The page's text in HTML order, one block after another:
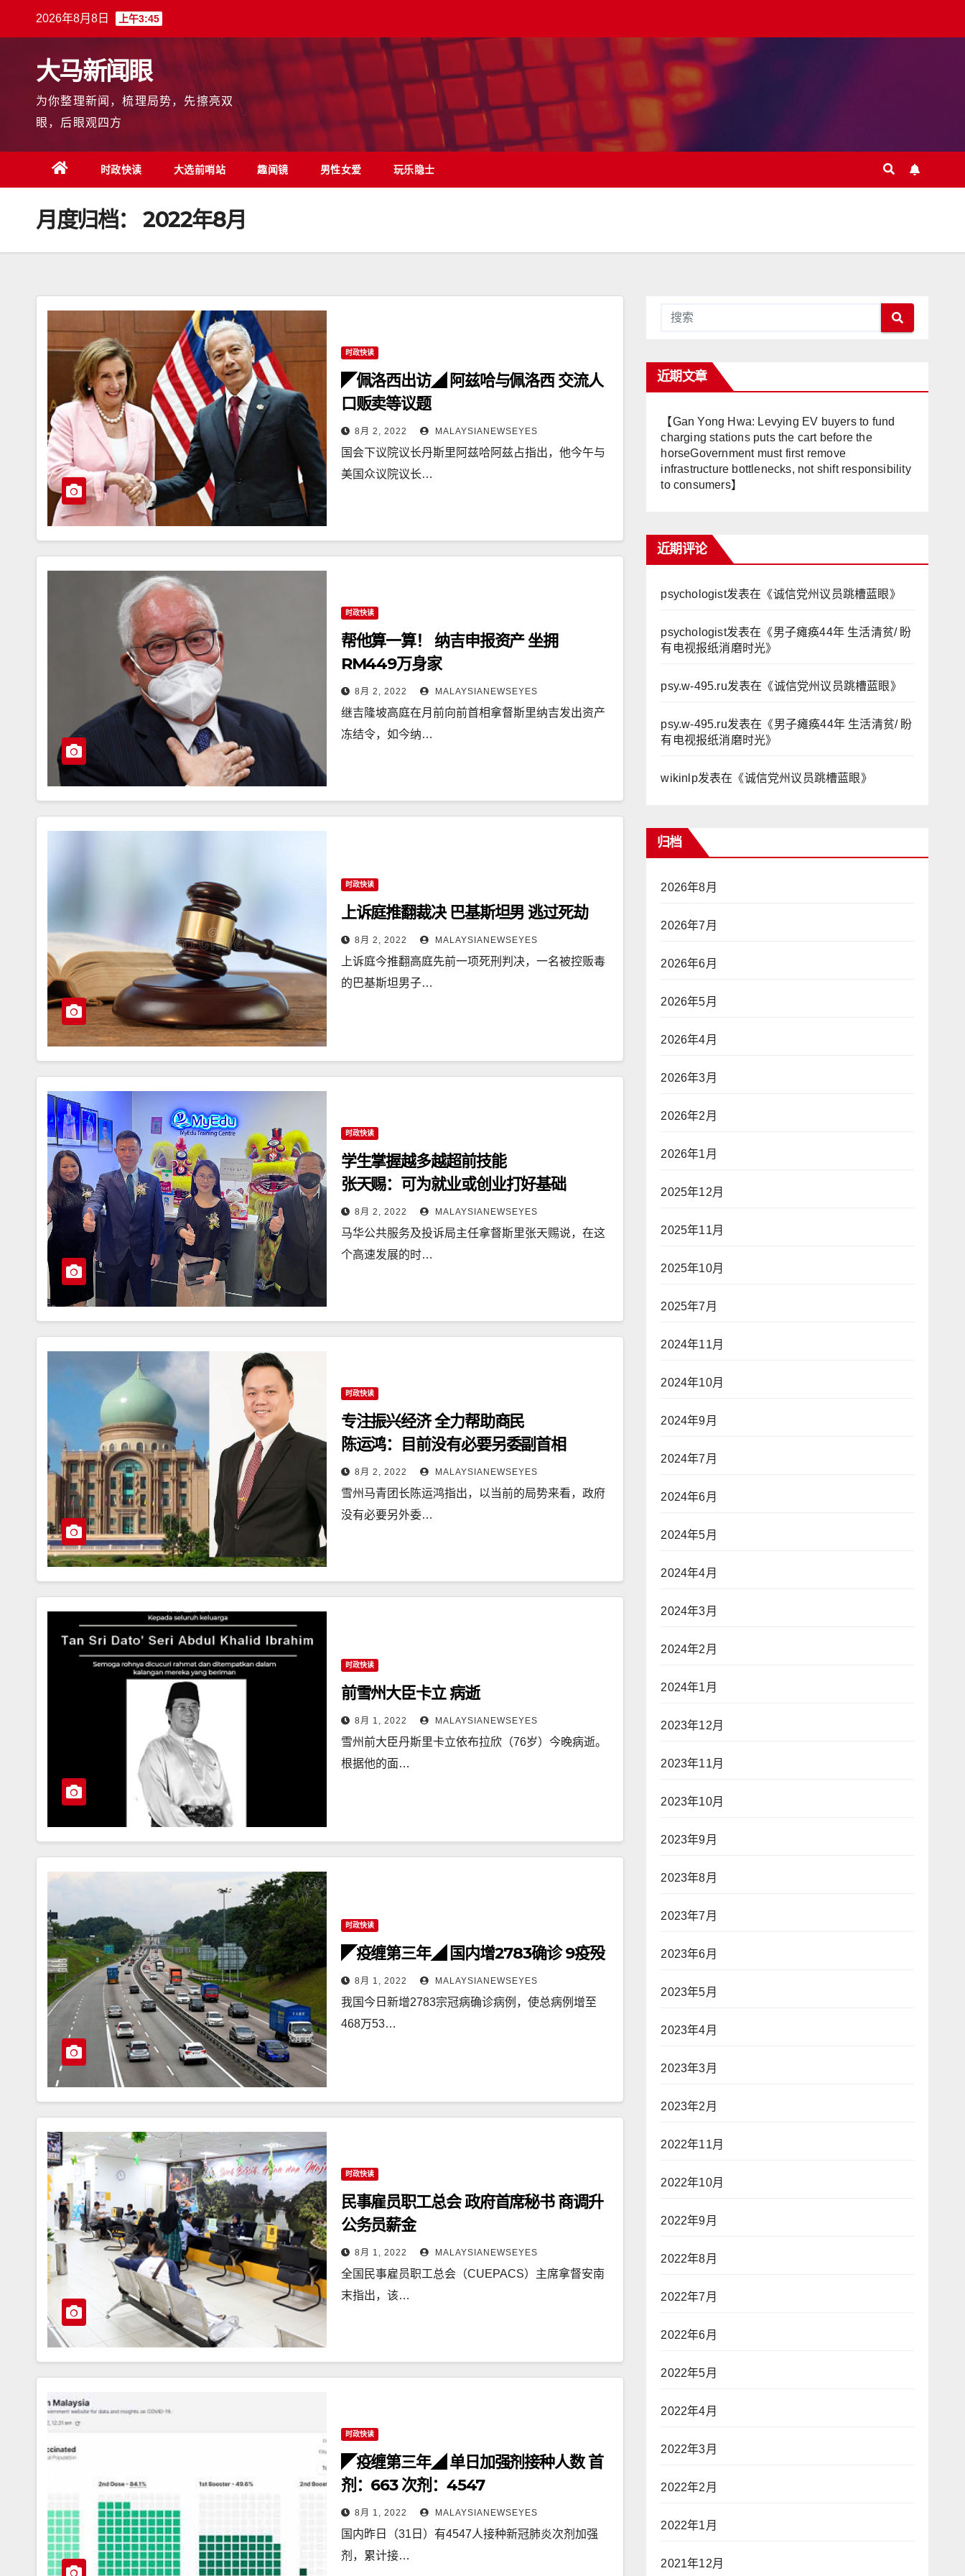
2026年8月8日 上午3:45
大马新闻眼
为你整理新闻，梳理局势，先擦亮双
眼，后眼观四方
时政快读 大选前哨站 趣闻镜 男性女爱 玩乐隐士
月度归档： 2022年8月
时政快读
◤佩洛西出访◢ 阿兹哈与佩洛西 交流人
口贩卖等议题
8月 2, 2022 MALAYSIANEWSEYES
国会下议院议长丹斯里阿兹哈阿兹占指出，他今午与
美国众议院议长…
时政快读
帮他算一算！ 纳吉申报资产 坐拥
RM449万身家
8月 2, 2022 MALAYSIANEWSEYES
继吉隆坡高庭在月前向前首相拿督斯里纳吉发出资产
冻结令，如今纳…
时政快读
上诉庭推翻裁决 巴基斯坦男 逃过死劫
8月 2, 2022 MALAYSIANEWSEYES
上诉庭今推翻高庭先前一项死刑判决，一名被控贩毒
的巴基斯坦男子…
时政快读
学生掌握越多越超前技能
张天赐：可为就业或创业打好基础
8月 2, 2022 MALAYSIANEWSEYES
马华公共服务及投诉局主任拿督斯里张天赐说，在这
个高速发展的时…
时政快读
专注振兴经济 全力帮助商民
陈运鸿：目前没有必要另委副首相
8月 2, 2022 MALAYSIANEWSEYES
雪州马青团长陈运鸿指出，以当前的局势来看，政府
没有必要另外委…
时政快读
前雪州大臣卡立 病逝
8月 1, 2022 MALAYSIANEWSEYES
雪州前大臣丹斯里卡立依布拉欣（76岁）今晚病逝。
根据他的面…
时政快读
◤疫缠第三年◢ 国内增2783确诊 9疫殁
8月 1, 2022 MALAYSIANEWSEYES
我国今日新增2783宗冠病确诊病例，使总病例增至
468万53…
时政快读
民事雇员职工总会 政府首席秘书 商调升
公务员薪金
8月 1, 2022 MALAYSIANEWSEYES
全国民事雇员职工总会（CUEPACS）主席拿督安南
末指出，该…
时政快读
◤疫缠第三年◢ 单日加强剂接种人数 首
剂：663 次剂：4547
8月 1, 2022 MALAYSIANEWSEYES
国内昨日（31日）有4547人接种新冠肺炎次剂加强
剂，累计接…
近期文章
【Gan Yong Hwa: Levying EV buyers to fund
charging stations puts the cart before the
horseGovernment must first remove
infrastructure bottlenecks, not shift responsibility
to consumers】
近期评论
psychologist发表在《诚信党州议员跳槽蓝眼》
psychologist发表在《男子瘫痪44年 生活清贫/ 盼
有电视报纸消磨时光》
psy.w-495.ru发表在《诚信党州议员跳槽蓝眼》
psy.w-495.ru发表在《男子瘫痪44年 生活清贫/ 盼
有电视报纸消磨时光》
wikinlp发表在《诚信党州议员跳槽蓝眼》
归档
2026年8月
2026年7月
2026年6月
2026年5月
2026年4月
2026年3月
2026年2月
2026年1月
2025年12月
2025年11月
2025年10月
2025年7月
2024年11月
2024年10月
2024年9月
2024年7月
2024年6月
2024年5月
2024年4月
2024年3月
2024年2月
2024年1月
2023年12月
2023年11月
2023年10月
2023年9月
2023年8月
2023年7月
2023年6月
2023年5月
2023年4月
2023年3月
2023年2月
2022年11月
2022年10月
2022年9月
2022年8月
2022年7月
2022年6月
2022年5月
2022年4月
2022年3月
2022年2月
2022年1月
2021年12月